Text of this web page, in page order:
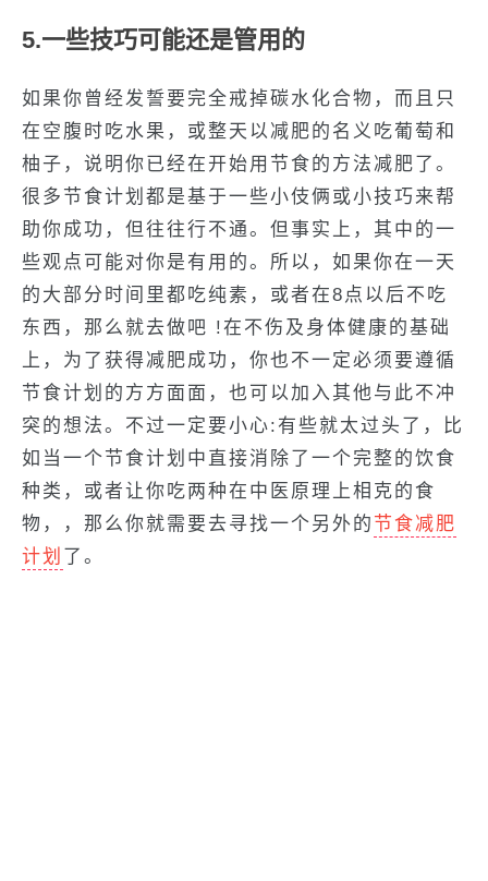
5.一些技巧可能还是管用的
如果你曾经发誓要完全戒掉碳水化合物，而且只
在空腹时吃水果，或整天以减肥的名义吃葡萄和
柚子，说明你已经在开始用节食的方法减肥了。
很多节食计划都是基于一些小伎俩或小技巧来帮
助你成功，但往往行不通。但事实上，其中的一
些观点可能对你是有用的。所以，如果你在一天
的大部分时间里都吃纯素，或者在8点以后不吃
东西，那么就去做吧 !在不伤及身体健康的基础
上，为了获得减肥成功，你也不一定必须要遵循
节食计划的方方面面，也可以加入其他与此不冲
突的想法。不过一定要小心:有些就太过头了，比
如当一个节食计划中直接消除了一个完整的饮食
种类，或者让你吃两种在中医原理上相克的食
物，，那么你就需要去寻找一个另外的 节食减肥
计划 了。